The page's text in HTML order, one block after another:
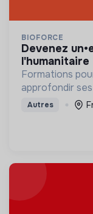
BIOFORCE
devenez un•e professionnel•le de
l'humanitaire
Formations
approfondir
humanitaire
Autres